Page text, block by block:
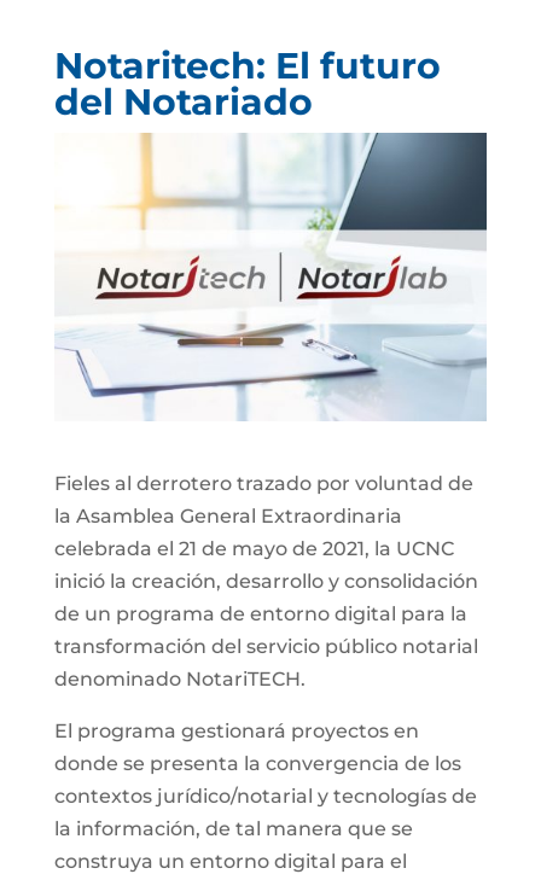
Notaritech: El futuro
del Notariado
Fieles al derrotero trazado por voluntad de
la Asamblea General Extraordinaria
celebrada el 21 de mayo de 2021, la UCNC
inició la creación, desarrollo y consolidación
de un programa de entorno digital para la
transformación del servicio público notarial
denominado NotariTECH.
El programa gestionará proyectos en
donde se presenta la convergencia de los
contextos jurídico/notarial y tecnologías de
la información, de tal manera que se
construya un entorno digital para el